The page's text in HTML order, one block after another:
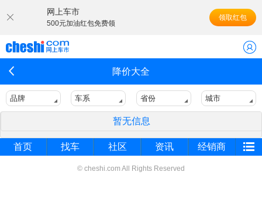
网上车市
500元加油红包免费领
领取红包
降价大全
品牌 车系 省份 城市
暂无信息
首页 找车 社区 资讯 经销商
© cheshi.com All Rights Reserved